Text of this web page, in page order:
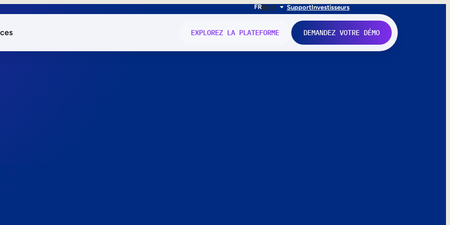
FRENIT SupportInvestisseurs
EXPLOREZ LA PLATEFORME DEMANDEZ VOTRE DÉMO